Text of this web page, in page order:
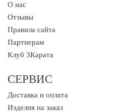
О нас
Отзывы
Правила сайта
Партнерам
Клуб 3Карата
СЕРВИС
Доставка и оплата
Изделия на заказ